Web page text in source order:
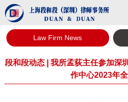
Law Firm News
段和段动态 | 我所孟荻主任参加深
作中心2023年